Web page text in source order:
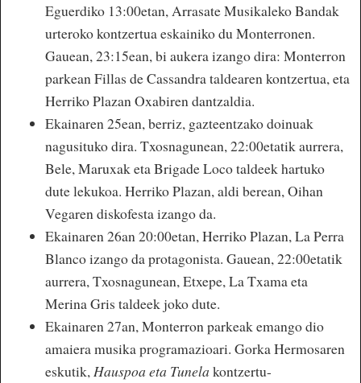
Eguerdiko 13:00etan, Arrasate Musikaleko Bandak
urteroko kontzertua eskainiko du Monterronen.
Gauean, 23:15ean, bi aukera izango dira: Monterron
parkean Fillas de Cassandra taldearen kontzertua, eta
Herriko Plazan Oxabiren dantzaldia.
Ekainaren 25ean, berriz, gazteentzako doinuak
nagusituko dira. Txosnagunean, 22:00etatik aurrera,
Bele, Maruxak eta Brigade Loco taldeek hartuko
dute lekukoa. Herriko Plazan, aldi berean, Oihan
Vegaren diskofesta izango da.
Ekainaren 26an 20:00etan, Herriko Plazan, La Perra
Blanco izango da protagonista. Gauean, 22:00etatik
aurrera, Txosnagunean, Etxepe, La Txama eta
Merina Gris taldeek joko dute.
Ekainaren 27an, Monterron parkeak emango dio
amaiera musika programazioari. Gorka Hermosaren
eskutik,Hauspoa eta Tunela kontzertu-